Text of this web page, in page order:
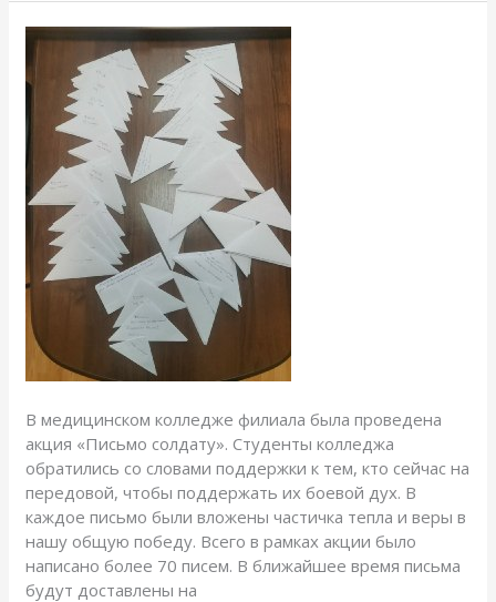
В медицинском колледже филиала была проведена
акция «Письмо солдату». Студенты колледжа
обратились со словами поддержки к тем, кто сейчас на
передовой, чтобы поддержать их боевой дух. В
каждое письмо были вложены частичка тепла и веры в
нашу общую победу. Всего в рамках акции было
написано более 70 писем. В ближайшее время письма
будут доставлены на
Письмо
солдату